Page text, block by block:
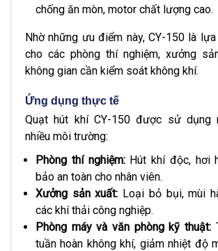
chống ăn mòn, motor chất lượng cao.
Nhờ những ưu điểm này, CY-150 là
cho các phòng thí nghiệm, xưởng
không gian cần kiểm soát không khí.
Ứng dụng thực tế
Quạt hút khí CY-150 được sử dụng
nhiều môi trường:
Phòng thí nghiệm:Hút khí độc, hơi
bảo an toàn cho nhân viên.
Xưởng sản xuất: Loại bỏ bụi, mùi
các khí thải công nghiệp.
Phòng máy và văn phòng kỹ thuật:
tuần hoàn không khí, giảm nhiệt độ